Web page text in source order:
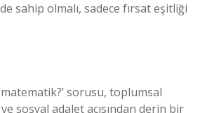
sahip olmalı, sadece fırsat eşitliği
matematik?’ sorusu, toplumsal
sosyal adalet açısından derin bir